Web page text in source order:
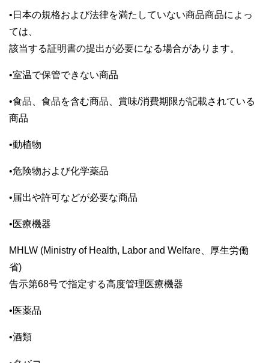
• 日本の規格および法律を満たしていない商品商品によっ
ては、
該当する証明書の提出が必要になる場合があります。
•室温で保管できない商品
•食品、食品を含む商品、賞味/消費期限が記載されている
商品
•動植物
•危険物および化学薬品
•届出や許可などが必要な商品
•医療機器
MHLW (Ministry of Health, Labor and Welfare 、厚生労働
省)
告示第68号で指定する高度管理医療機器
•医薬品
•酒類